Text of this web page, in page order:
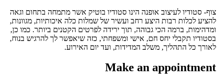
צוף- סטודיו לעיצוב אופנה הינו סטודיו בוטיק אשר מתמחה בתחום וגאה
להציע לכלות רבות היצע רחב ועשיר של שמלות כלה איכותיות, מגוונות,
ומדהימות, ברמה הכי גבוהה, תוך ירידה לפרטים הקטנים ביותר. כמו כן,
בסטודיו תקבלי יחס חם, אישי ומשפחתי, כזה שיאפשר לך להרגיש בנוח,
לאורך כל התהליך, משלב המדידות, ועד יום האירוע.
Make an appointment